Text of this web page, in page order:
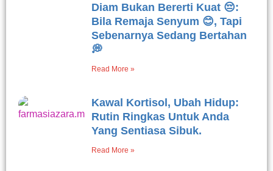
Diam Bukan Bererti Kuat 😔:
Bila Remaja Senyum 😊, Tapi
Sebenarnya Sedang Bertahan
💭
Read More »
Kawal Kortisol, Ubah Hidup:
Rutin Ringkas Untuk Anda
Yang Sentiasa Sibuk.
Read More »